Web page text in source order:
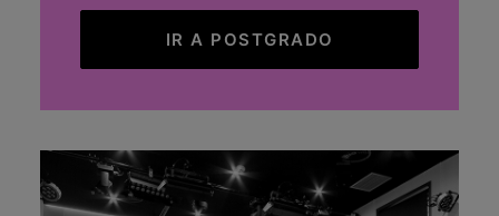
IR A POSTGRADO